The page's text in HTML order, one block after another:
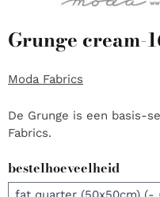
Grunge cream-
Moda Fabrics
De Grunge is een basis-
Fabrics.
bestelhoeveelheid